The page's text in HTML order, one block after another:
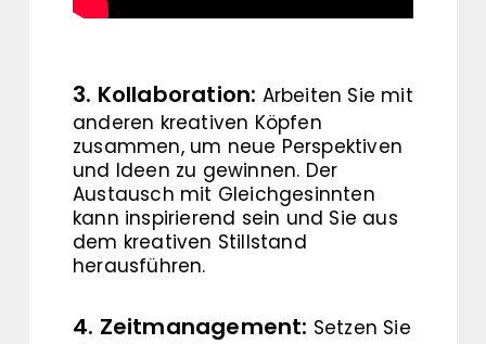
3. Kollaboration: Arbeiten Sie mit
anderen kreativen Köpfen
zusammen, um neue Perspektiven
und Ideen zu gewinnen. Der
Austausch mit Gleichgesinnten
kann inspirierend sein und Sie aus
dem kreativen Stillstand
herausführen.
4. Zeitmanagement: Setzen Sie